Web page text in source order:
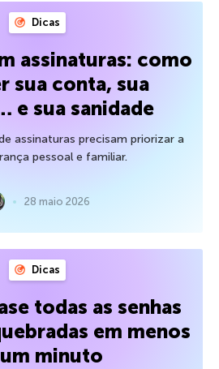
Dicas
assinaturas: como
sua conta, sua
e sua sanidade
assinaturas precisam priorizar a
pessoal e familiar.
28 maio 2026
Dicas
todas as senhas
em menos
minuto